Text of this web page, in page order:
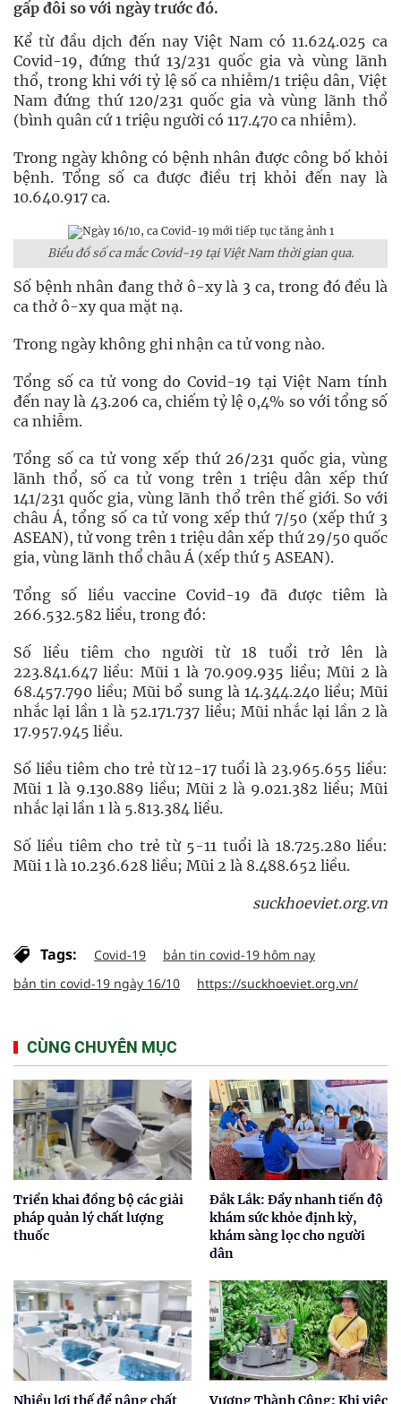
gấp đôi so với ngày trước đó.
Kể từ đầu dịch đến nay Việt Nam có 11.624.025 ca
Covid-19, đứng thứ 13/231 quốc gia và vùng lãnh
thổ, trong khi với tỷ lệ số ca nhiễm/1 triệu dân, Việt
Nam đứng thứ 120/231 quốc gia và vùng lãnh thổ
(bình quân cứ 1 triệu người có 117.470 ca nhiễm).
Trong ngày không có bệnh nhân được công bố khỏi
bệnh. Tổng số ca được điều trị khỏi đến nay là
10.640.917 ca.
Biểu đồ số ca mắc Covid-19 tại Việt Nam thời gian qua.
Số bệnh nhân đang thở ô-xy là 3 ca, trong đó đều là
ca thở ô-xy qua mặt nạ.
Trong ngày không ghi nhận ca tử vong nào.
Tổng số ca tử vong do Covid-19 tại Việt Nam tính
đến nay là 43.206 ca, chiếm tỷ lệ 0,4% so với tổng số
ca nhiễm.
Tổng số ca tử vong xếp thứ 26/231 quốc gia, vùng
lãnh thổ, số ca tử vong trên 1 triệu dân xếp thứ
141/231 quốc gia, vùng lãnh thổ trên thế giới. So với
châu Á, tổng số ca tử vong xếp thứ 7/50 (xếp thứ 3
ASEAN), tử vong trên 1 triệu dân xếp thứ 29/50 quốc
gia, vùng lãnh thổ châu Á (xếp thứ 5 ASEAN).
Tổng số liều vaccine Covid-19 đã được tiêm là
266.532.582 liều, trong đó:
Số liều tiêm cho người từ 18 tuổi trở lên là
223.841.647 liều: Mũi 1 là 70.909.935 liều; Mũi 2 là
68.457.790 liều; Mũi bổ sung là 14.344.240 liều; Mũi
nhắc lại lần 1 là 52.171.737 liều; Mũi nhắc lại lần 2 là
17.957.945 liều.
Số liều tiêm cho trẻ từ 12-17 tuổi là 23.965.655 liều:
Mũi 1 là 9.130.889 liều; Mũi 2 là 9.021.382 liều; Mũi
nhắc lại lần 1 là 5.813.384 liều.
Số liều tiêm cho trẻ từ 5-11 tuổi là 18.725.280 liều:
Mũi 1 là 10.236.628 liều; Mũi 2 là 8.488.652 liều.
suckhoeviet.org.vn
Tags: Covid-19
bản tin covid-19 hôm nay
bản tin covid-19 ngày 16/10
https://suckhoeviet.org.vn/
CÙNG CHUYÊN MỤC
Triển khai đồng bộ các giải
pháp quản lý chất lượng
thuốc
Đắk Lắk: Đẩy nhanh tiến độ
khám sức khỏe định kỳ,
khám sàng lọc cho người
dân
Nhiều lợi thế để nâng chất Vương Thành Công: Khi việc